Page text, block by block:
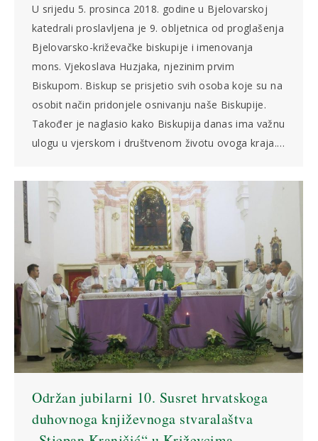
U srijedu 5. prosinca 2018. godine u Bjelovarskoj
katedrali proslavljena je 9. obljetnica od proglašenja
Bjelovarsko-križevačke biskupije i imenovanja
mons. Vjekoslava Huzjaka, njezinim prvim
Biskupom. Biskup se prisjetio svih osoba koje su na
osobit način pridonjele osnivanju naše Biskupije.
Također je naglasio kako Biskupija danas ima važnu
ulogu u vjerskom i društvenom životu ovoga kraja.…
Održan jubilarni 10. Susret hrvatskoga
duhovnoga književnoga stvaralaštva